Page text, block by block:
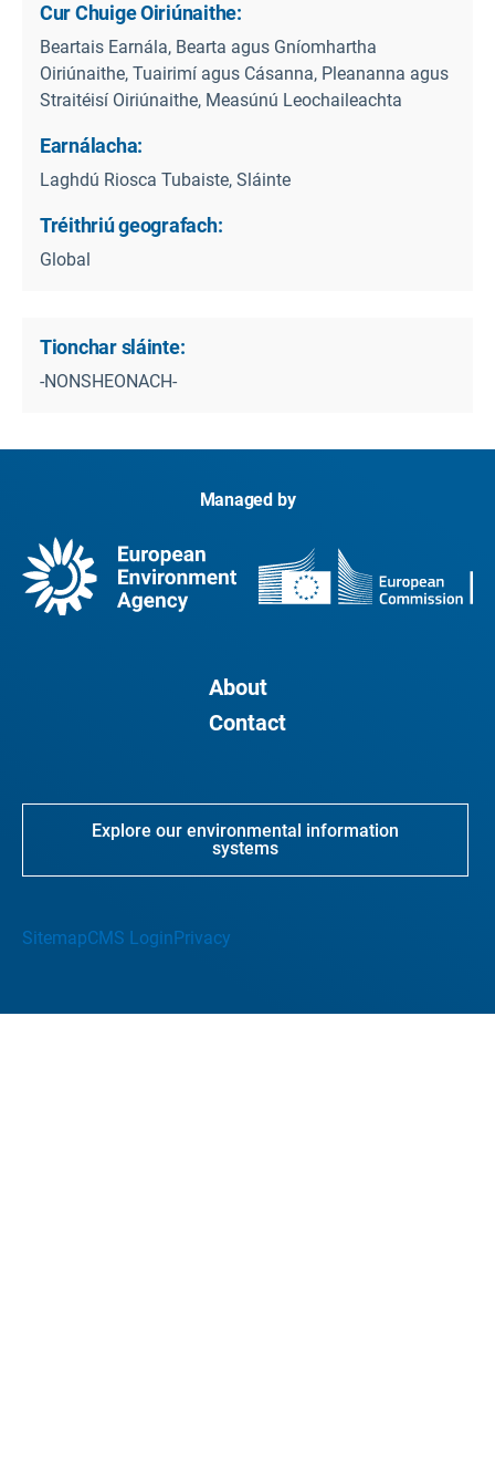
Cur Chuige Oiriúnaithe:
Beartais Earnála, Bearta agus Gníomhartha
Oiriúnaithe, Tuairimí agus Cásanna, Pleananna agus
Straitéisí Oiriúnaithe, Measúnú Leochaileachta
Earnálacha:
Laghdú Riosca Tubaiste, Sláinte
Tréithriú geografach:
Global
Tionchar sláinte:
-NONSHEONACH-
Managed by
About
Contact
Explore our environmental information
systems
SitemapCMS LoginPrivacy